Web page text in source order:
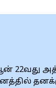
22வது